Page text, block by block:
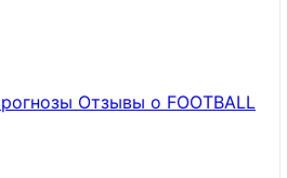
Отзывы о FOOTBALL